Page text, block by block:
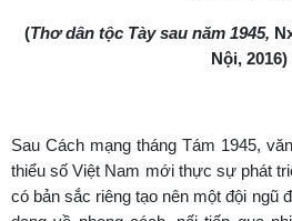
(Thơ dân tộc Tày sau năm 1945,
Nội, 2016)
Sau Cách mạng tháng Tám 1945,
thiểu số Việt Nam mới thực sự phát
có bản sắc riêng tạo nên một đội ngũ